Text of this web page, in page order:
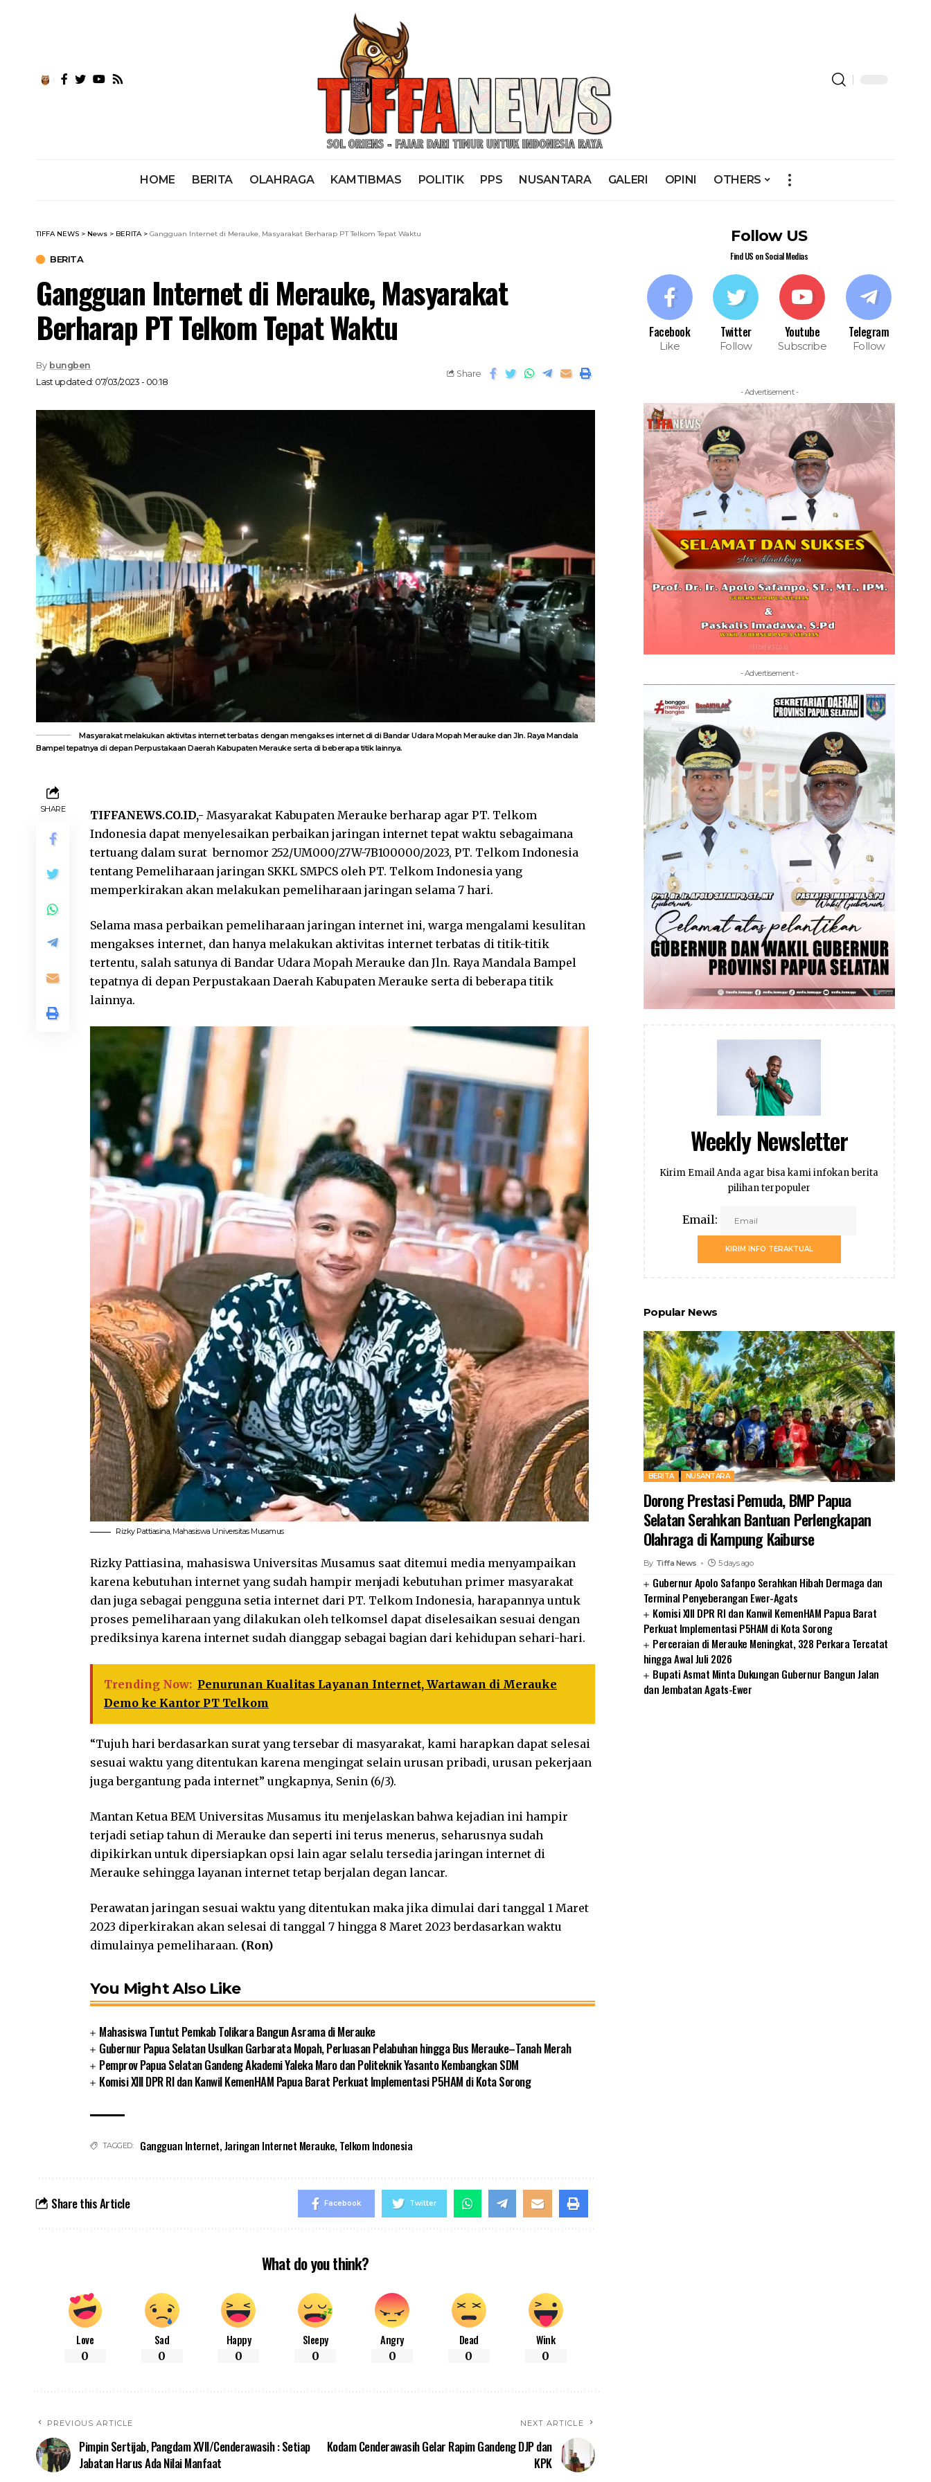
HOME BERITA OLAHRAGA KAMTIBMAS POLITIK PPS NUSANTARA GALERI OPINI OTHERS
TIFFA NEWS > News > BERITA> Gangguan Internet di Merauke, Masyarakat Berharap PT Telkom Tepat Waktu
BERITA
Gangguan Internet di Merauke, Masyarakat
Berharap PT Telkom Tepat Waktu
Last updated: 07/03/2023 - 00:18
By bungben
Share
Masyarakat melakukan aktivitas internet terbatas dengan mengakses internet di di Bandar Udara Mopah Merauke dan Jln. Raya Mandala
Bampel tepatnya di depan Perpustakaan Daerah Kabupaten Merauke serta di beberapa titik lainnya.
SHARE TIFFANEWS.CO.ID,- Masyarakat Kabupaten Merauke berharap agar PT. Telkom
Indonesia dapat menyelesaikan perbaikan jaringan internet tepat waktu sebagaimana
tertuang dalam surat bernomor 252/UM000/27W-7B100000/2023, PT. Telkom Indonesia
tentang Pemeliharaan jaringan SKKL SMPCS oleh PT. Telkom Indonesia yang
memperkirakan akan melakukan pemeliharaan jaringan selama 7 hari.
Selama masa perbaikan pemeliharaan jaringan internet ini, warga mengalami kesulitan
mengakses internet, dan hanya melakukan aktivitas internet terbatas di titik-titik
tertentu, salah satunya di Bandar Udara Mopah Merauke dan Jln. Raya Mandala Bampel
tepatnya di depan Perpustakaan Daerah Kabupaten Merauke serta di beberapa titik
lainnya.
Rizky Pattiasina, Mahasiswa Universitas Musamus
Rizky Pattiasina, mahasiswa Universitas Musamus saat ditemui media menyampaikan
karena kebutuhan internet yang sudah hampir menjadi kebutuhan primer masyarakat
dan juga sebagai pengguna setia internet dari PT. Telkom Indonesia, harapannya untuk
proses pemeliharaan yang dilakukan oleh telkomsel dapat diselesaikan sesuai dengan
prediksinya karena internet sudah dianggap sebagai bagian dari kehidupan sehari-hari.
Trending Now: Penurunan Kualitas Layanan Internet, Wartawan di Merauke
Demo ke Kantor PT Telkom
“Tujuh hari berdasarkan surat yang tersebar di masyarakat, kami harapkan dapat selesai
sesuai waktu yang ditentukan karena mengingat selain urusan pribadi, urusan pekerjaan
juga bergantung pada internet” ungkapnya, Senin (6/3).
Mantan Ketua BEM Universitas Musamus itu menjelaskan bahwa kejadian ini hampir
terjadi setiap tahun di Merauke dan seperti ini terus menerus, seharusnya sudah
dipikirkan untuk dipersiapkan opsi lain agar selalu tersedia jaringan internet di
Merauke sehingga layanan internet tetap berjalan degan lancar.
Perawatan jaringan sesuai waktu yang ditentukan maka jika dimulai dari tanggal 1 Maret
2023 diperkirakan akan selesai di tanggal 7 hingga 8 Maret 2023 berdasarkan waktu
dimulainya pemeliharaan. (Ron)
You Might Also Like
Mahasiswa Tuntut Pemkab Tolikara Bangun Asrama di Merauke
Gubernur Papua Selatan Usulkan Garbarata Mopah, Perluasan Pelabuhan hingga Bus Merauke–Tanah Merah
Pemprov Papua Selatan Gandeng Akademi Yaleka Maro dan Politeknik Yasanto Kembangkan SDM
Komisi XIII DPR RI dan Kanwil KemenHAM Papua Barat Perkuat Implementasi P5HAM di Kota Sorong
TAGGED: Gangguan Internet,Jaringan Internet Merauke, Telkom Indonesia
Share this Article Facebook Twitter
What do you think?
Love
0
Sad
0
Happy
0
Sleepy
0
Angry
0
Dead
0
Wink
0
PREVIOUS ARTICLE
Pimpin Sertijab, Pangdam XVII/Cenderawasih : Setiap
Jabatan Harus Ada Nilai Manfaat
NEXT ARTICLE
Kodam Cenderawasih Gelar Rapim Gandeng DJP dan
KPK
Follow US
Find US on Social Medias
Facebook
Like
Twitter
Follow
Youtube
Subscribe
Telegram
Follow
- Advertisement -
- Advertisement -
Weekly Newsletter
Kirim Email Anda agar bisa kami infokan berita
pilihan terpopuler
Email:
KIRIM INFO TERAKTUAL
Popular News
BERITA NUSANTARA
Dorong Prestasi Pemuda, BMP Papua
Selatan Serahkan Bantuan Perlengkapan
Olahraga di Kampung Kaiburse
By Tiffa News 5 days ago
Gubernur Apolo Safanpo Serahkan Hibah Dermaga dan
Terminal Penyeberangan Ewer-Agats
Komisi XIII DPR RI dan Kanwil KemenHAM Papua Barat
Perkuat Implementasi P5HAM di Kota Sorong
Perceraian di Merauke Meningkat, 328 Perkara Tercatat
hingga Awal Juli 2026
Bupati Asmat Minta Dukungan Gubernur Bangun Jalan
dan Jembatan Agats-Ewer